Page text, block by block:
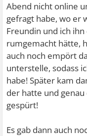
Abend nicht online
gefragt habe, wo er
Freundin und ich
rumgemacht hätte,
auch noch empört
unterstelle, sodass
habe! Später kam
der hatte und
gespürt!
Es gab dann auch